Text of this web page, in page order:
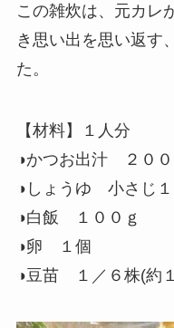
この雑炊は、元カレ
き思い出を思い返す
た。
【材料】１人分
◑かつお出汁 ２００
◑しょうゆ 小さじ１
◑白飯 １００ｇ
◑卵 １個
◑豆苗 １／６株(約